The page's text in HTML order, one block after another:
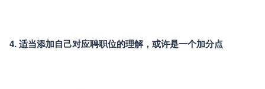
4. 适当添加自己对应聘职位的理解，或许是一个加分点